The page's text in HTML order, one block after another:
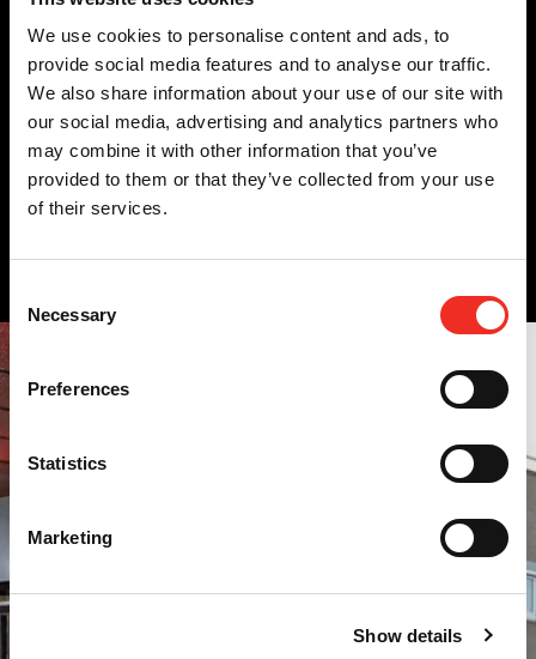
We use cookies to personalise content and ads, to
provide social media features and to analyse our traffic.
We also share information about your use of our site with
our social media, advertising and analytics partners who
may combine it with other information that you’ve
provided to them or that they’ve collected from your use
of their services.
Selection
Necessary
Preferences
Statistics
Marketing
Show details
Für wen ist sie relevant?
Die speedgate Xentry 3 gelten wir in den folgenden Bereichen:
Snelle links
Kommerzielles Parken Behörden Architekten